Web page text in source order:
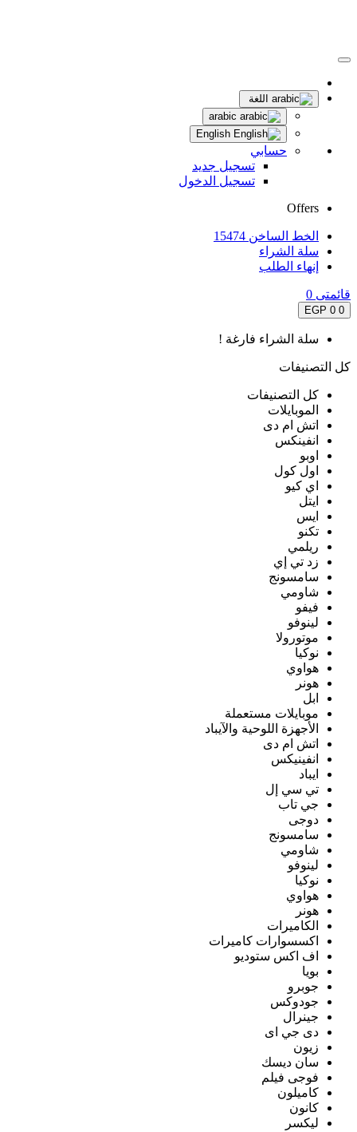
اللغة
حسابي
تسجيل جديد
تسجيل الدخول
Offers
الخط الساخن 15474
سلة الشراء
إنهاء الطلب
قائمتى 0
0
0 EGP
سلة الشراء فارغة !
كل التصنيفات
كل التصنيفات
الموبايلات
اتش ام دى
انفينكس
اوبو
اول كول
اي كيو
ايتل
ايس
تكنو
ريلمي
زد تي إي
سامسونج
شاومي
فيفو
لينوفو
موتورولا
نوكيا
هواوي
هونر
ابل
موبايلات مستعملة
الأجهزة اللوحية والآيباد
اتش ام دى
انفينيكس
ايباد
تي سي إل
جي تاب
دوجى
سامسونج
شاومي
لينوفو
نوكيا
هواوي
هونر
الكاميرات
اكسسوارات كاميرات
اف اكس ستوديو
بويا
جوبرو
جودوكس
جينرال
دى جي اى
زيون
سان ديسك
فوجى فيلم
كاميلون
كانون
ليكسر